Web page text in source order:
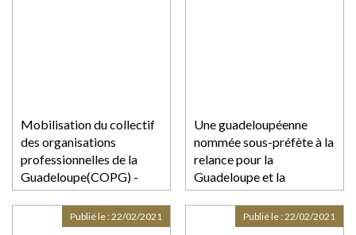
Mobilisation du collectif
des organisations
professionnelles de la
Guadeloupe(COPG) -
Protocole d'accord de
sortie de conflit
Une guadeloupéenne
nommée sous-préfète à la
relance pour la
Guadeloupe et la
Martinique
Publié le :22/02/2021 Publié le :22/02/2021